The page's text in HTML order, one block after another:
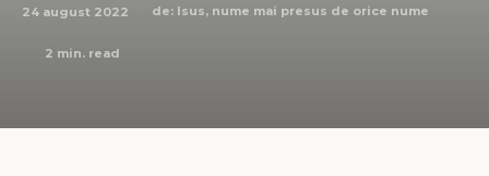
24 august 2022 de: Isus, nume mai presus de orice nume
2 min. read